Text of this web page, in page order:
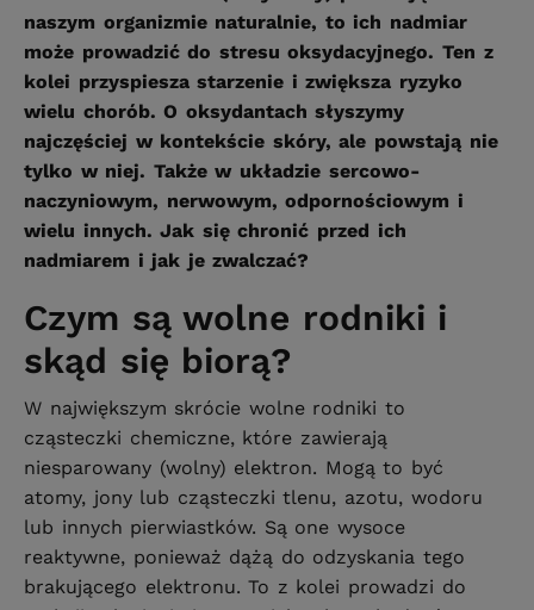
naszym organizmie naturalnie, to ich nadmiar
może prowadzić do stresu oksydacyjnego. Ten z
kolei przyspiesza starzenie i zwiększa ryzyko
wielu chorób. O oksydantach słyszymy
najczęściej w kontekście skóry, ale powstają nie
tylko w niej. Także w układzie sercowo-
naczyniowym, nerwowym, odpornościowym i
wielu innych. Jak się chronić przed ich
nadmiarem i jak je zwalczać?
Czym są wolne rodniki i
skąd się biorą?
W największym skrócie wolne rodniki to
cząsteczki chemiczne, które zawierają
niesparowany (wolny) elektron. Mogą to być
atomy, jony lub cząsteczki tlenu, azotu, wodoru
lub innych pierwiastków. Są one wysoce
reaktywne, ponieważ dążą do odzyskania tego
brakującego elektronu. To z kolei prowadzi do